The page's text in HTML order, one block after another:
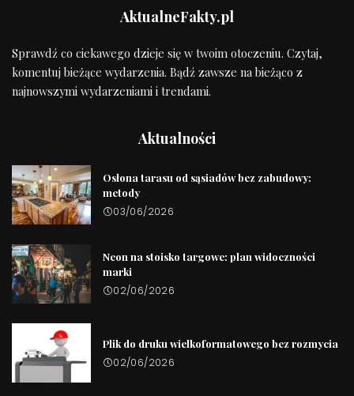
AktualneFakty.pl
Sprawdź co ciekawego dzieje się w twoim otoczeniu. Czytaj,
komentuj bieżące wydarzenia. Bądź zawsze na bieżąco z
najnowszymi wydarzeniami i trendami.
Aktualności
Osłona tarasu od sąsiadów bez zabudowy:
metody
03/06/2026
Neon na stoisko targowe: plan widoczności
marki
02/06/2026
Plik do druku wielkoformatowego bez rozmycia
02/06/2026